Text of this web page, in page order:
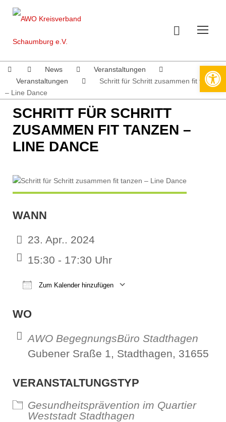
News
Veranstaltungen
Veranstaltungen
Schritt für Schritt zusammen fit tanzen
– Line Dance
SCHRITT FÜR SCHRITT
ZUSAMMEN FIT TANZEN –
LINE DANCE
WANN
23. Apr.. 2024
15:30 - 17:30 Uhr
Zum Kalender hinzufügen
WO
AWO BegegnungsBüro Stadthagen
Gubener Sraße 1, Stadthagen, 31655
VERANSTALTUNGSTYP
Gesundheitsprävention im Quartier
Weststadt Stadthagen
Werkzeugleiste öffnen